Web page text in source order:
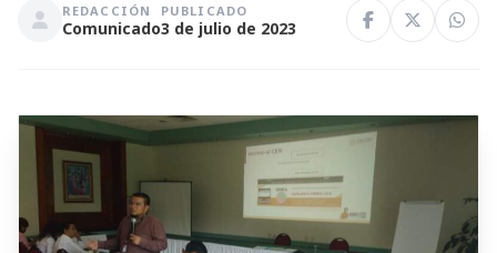
REDACCIÓN
Comunicado
PUBLICADO
3 de julio de 2023